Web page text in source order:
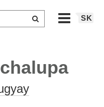
SK